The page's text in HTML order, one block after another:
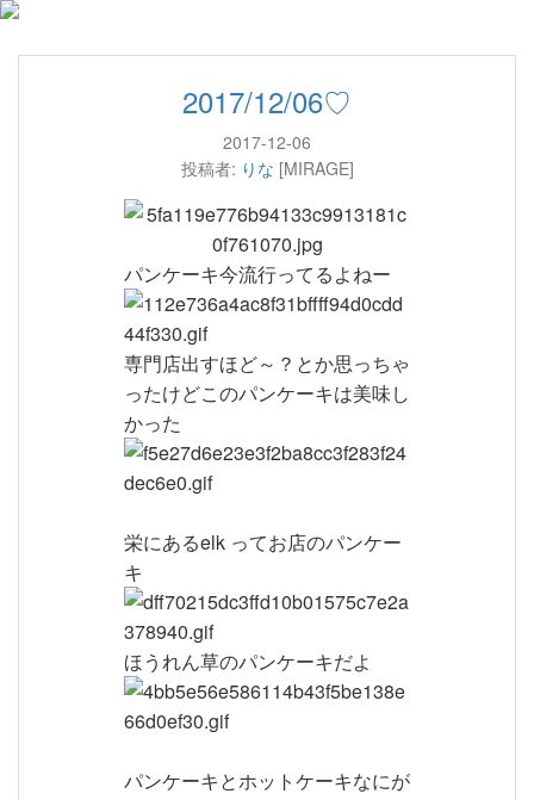
2017/12/06♡
2017-12-06
投稿者: りな [MIRAGE]
パンケーキ今流行ってるよねー
専門店出すほど～？とか思っちゃ
ったけどこのパンケーキは美味し
かった
栄にあるelk ってお店のパンケー
キ
ほうれん草のパンケーキだよ
パンケーキとホットケーキなにが